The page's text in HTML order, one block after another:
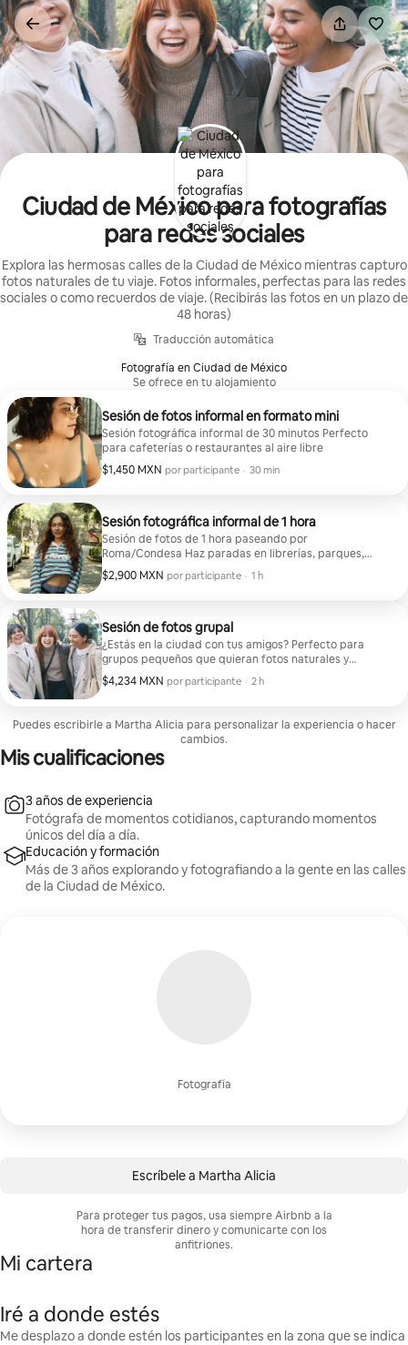
Ir
al
contenido
Ciudad de México para fotografías
para redes sociales
Explora las hermosas calles de la Ciudad de México mientras capturo
fotos naturales de tu viaje. Fotos informales, perfectas para las redes
sociales o como recuerdos de viaje. (Recibirás las fotos en un plazo de
48 horas)
Traducción automática
Fotografía en Ciudad de México
Se ofrece en tu alojamiento
Sesión de fotos informal en formato mini
Sesión fotográfica informal de 30 minutos Perfecto
para cafeterías o restaurantes al aire libre
$1,450 MXN por participante
$1,450 MXN por participante
, · 30 min
Sesión fotográfica informal de 1 hora
Sesión de fotos de 1 hora paseando por
Roma/Condesa Haz paradas en librerías, parques,
cafeterías o hermosas calles mientras yo capturo fotos
naturales y tú descubres la ciudad.
$2,900 MXN por participante
$2,900 MXN por participante
, · 1 h
Sesión de fotos grupal
¿Estás en la ciudad con tus amigos? Perfecto para
grupos pequeños que quieran fotos naturales y
divertidas mientras exploran la ciudad. Hasta 2 horas
de cobertura fotográfica
$4,234 MXN por participante
$4,234 MXN por participante
, · 2 h
Puedes escribirle a Martha Alicia para personalizar la experiencia o hacer
cambios.
Mis cualificaciones
Fotografía
3 años de experiencia
Fotógrafa de momentos cotidianos, capturando momentos
únicos del día a día.
Educación y formación
Más de 3 años explorando y fotografiando a la gente en las calles
de la Ciudad de México.
Escríbele a Martha Alicia
Para proteger tus pagos, usa siempre Airbnb a la
hora de transferir dinero y comunicarte con los
anfitriones.
Mi cartera
Iré a donde estés
Me desplazo a donde estén los participantes en la zona que se indica